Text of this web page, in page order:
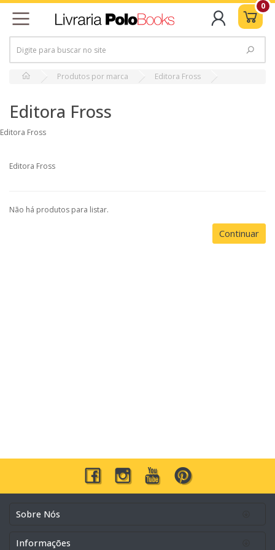
0
Produtos por marca Editora Fross
Editora Fross
Editora Fross
Editora Fross
Não há produtos para listar.
Continuar
Sobre Nós
Informações